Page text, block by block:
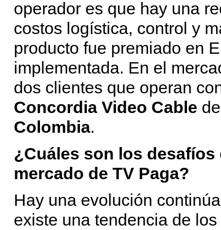
operador es que hay una
costos logística, control y
producto fue premiado en
implementada. En el
dos clientes que operan
Concordia Video Cable
Colombia.
¿Cuáles son los
mercado de TV Paga?
Hay una evolución
existe una tendencia de